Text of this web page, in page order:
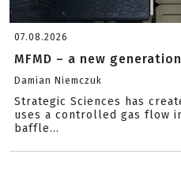
07.08.2026
MFMD – a new
Damian Niemczuk
Strategic Sciences has
uses a controlled gas flow
baffle...